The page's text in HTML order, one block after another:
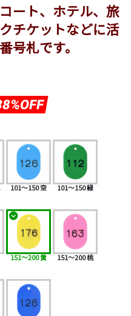
ート、ホテル、旅
チケットなどに活
号札です。
101～150 空 101～150 緑
151～200 黄 151～200 桃